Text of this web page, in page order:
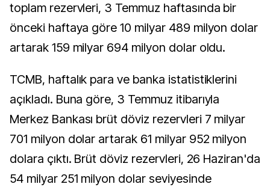
toplam rezervleri, 3 Temmuz haftasında bir
önceki haftaya göre 10 milyar 489 milyon dolar
artarak 159 milyar 694 milyon dolar oldu.
TCMB, haftalık para ve banka istatistiklerini
açıkladı. Buna göre, 3 Temmuz itibarıyla
Merkez Bankası brüt döviz rezervleri 7 milyar
701 milyon dolar artarak 61 milyar 952 milyon
dolara çıktı. Brüt döviz rezervleri, 26 Haziran'da
54 milyar 251 milyon dolar seviyesinde